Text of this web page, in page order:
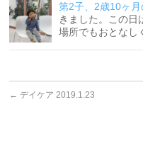
第2子、2歳10ヶ
きました。この日
場所でもおとな
← デイケア 2019.1.23